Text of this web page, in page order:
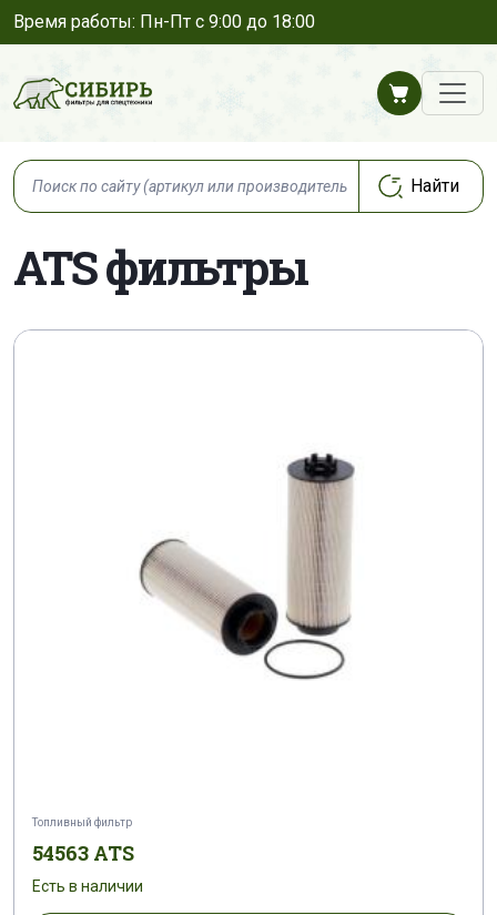
Время работы: Пн-Пт с 9:00 до 18:00
ATS фильтры
Топливный фильтр
54563 ATS
Есть в наличии